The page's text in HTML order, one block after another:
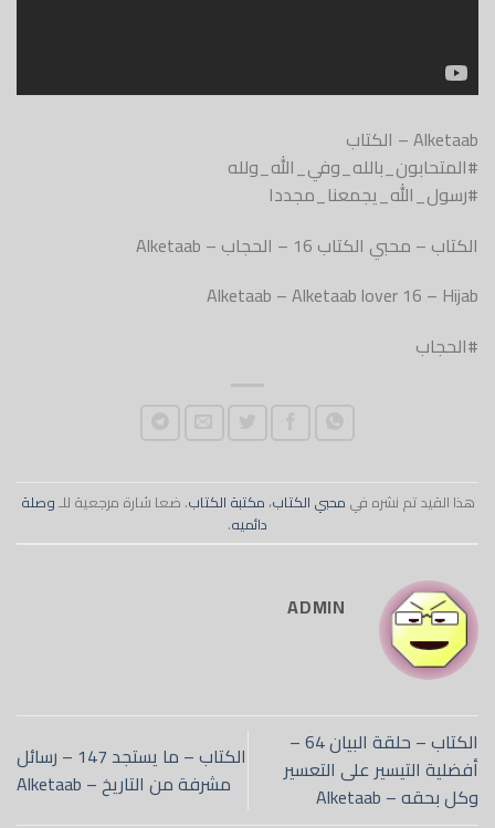
Alketaab – الكتاب
#المتحابون_بالله_وفي_الله_ولله
#رسول_الله_يجمعنا_مجددا
الكتاب – محبي الكتاب 16 – الحجاب – Alketaab
Alketaab – Alketaab lover 16 – Hijab
#الحجاب
هذا القيد تم نشره في محبي الكتاب، مكتبة الكتاب. ضعا شارة مرجعية للـوصلة
دائميه.
ADMIN
الكتاب – حلقة البيان 64 –
أفضلية التيسير على التعسير
وكل بحقه – Alketaab
الكتاب – ما يستجد 147 – رسائل
مشرفة من التاريخ – Alketaab